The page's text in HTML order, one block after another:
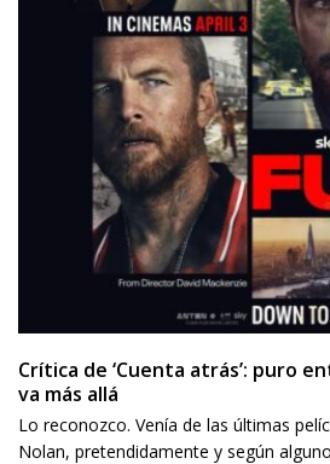
Crítica de ‘Cuenta atrás’: puro
va más allá
Lo reconozco. Venía de las últimas
Nolan, pretendidamente y según